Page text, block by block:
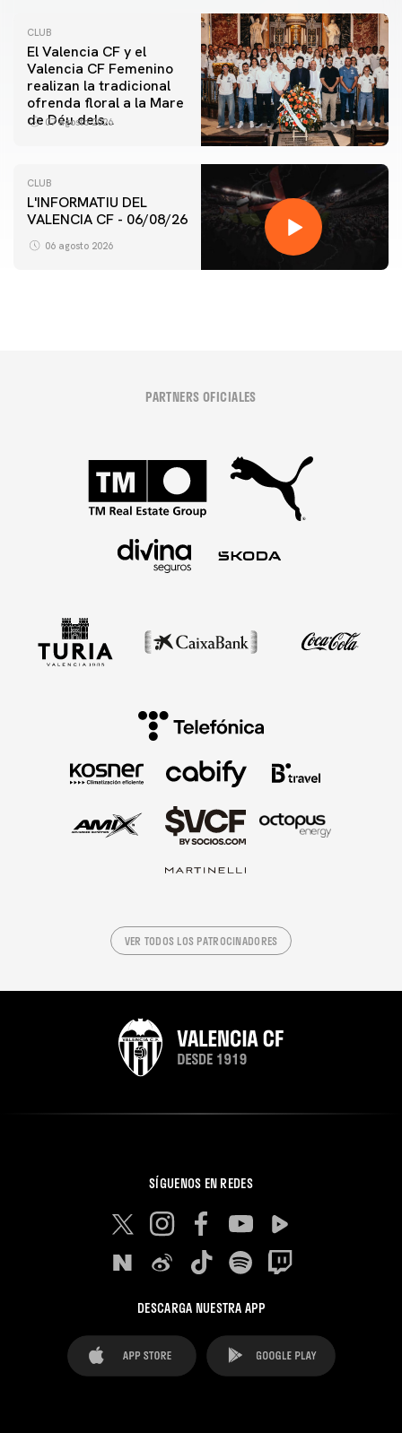
CLUB
El Valencia CF y el
Valencia CF Femenino
realizan la tradicional
ofrenda floral a la Mare
de Déu dels
07 agosto 2026
CLUB
L'INFORMATIU DEL
VALENCIA CF - 06/08/26
06 agosto 2026
PARTNERS OFICIALES
VER TODOS LOS PATROCINADORES
SÍGUENOS EN REDES
DESCARGA NUESTRA APP